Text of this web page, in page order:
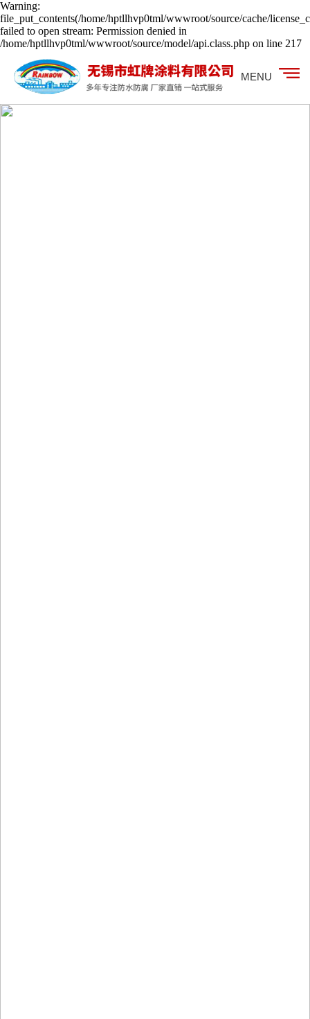
Warning:
file_put_contents(/home/hptllhvp0tml/wwwroot/source/cache/
failed to open stream: Permission denied in
/home/hptllhvp0tml/wwwroot/source/model/api.class.php on line 217
MENU